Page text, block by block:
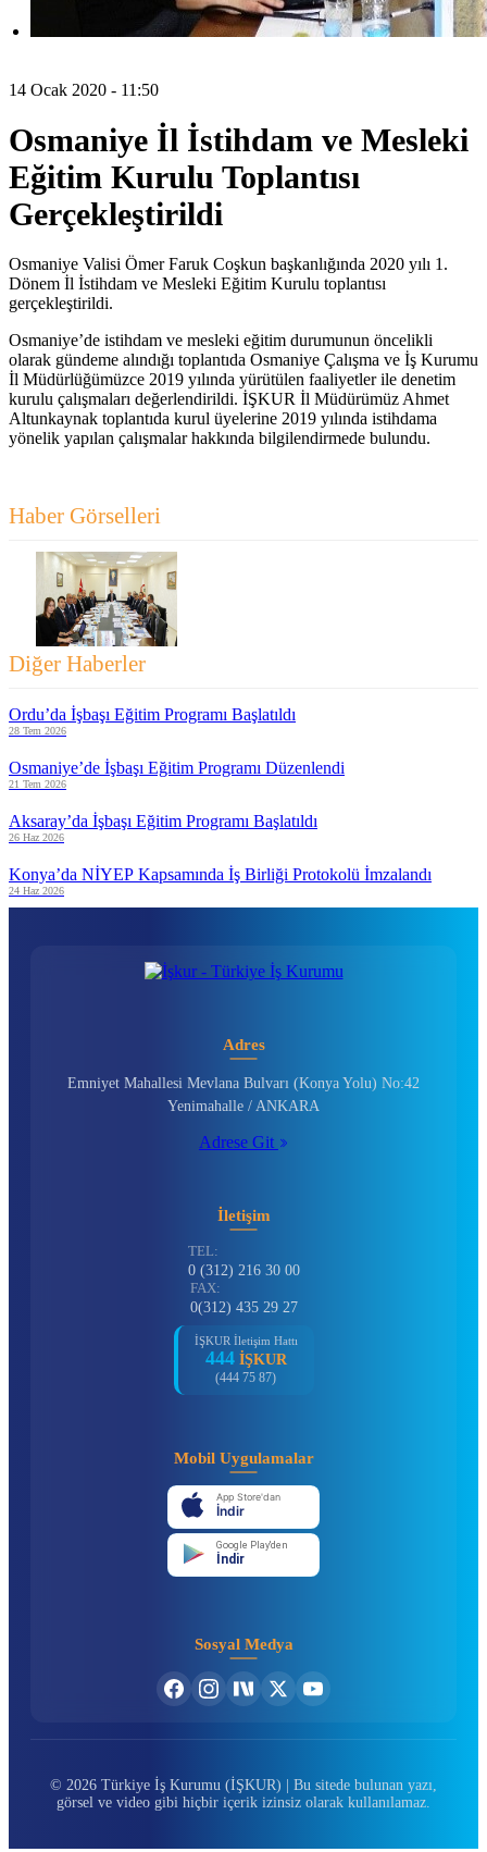
14 Ocak 2020 - 11:50
Osmaniye İl İstihdam ve Mesleki
Eğitim Kurulu Toplantısı
Gerçekleştirildi
Osmaniye Valisi Ömer Faruk Coşkun başkanlığında 2020 yılı 1.
Dönem İl İstihdam ve Mesleki Eğitim Kurulu toplantısı
gerçekleştirildi.
Osmaniye’de istihdam ve mesleki eğitim durumunun öncelikli
olarak gündeme alındığı toplantıda Osmaniye Çalışma ve İş Kurumu
İl Müdürlüğümüzce 2019 yılında yürütülen faaliyetler ile denetim
kurulu çalışmaları değerlendirildi. İŞKUR İl Müdürümüz Ahmet
Altunkaynak toplantıda kurul üyelerine 2019 yılında istihdama
yönelik yapılan çalışmalar hakkında bilgilendirmede bulundu.
Haber Görselleri
Diğer Haberler
Ordu’da İşbaşı Eğitim Programı Başlatıldı
28 Tem 2026
Osmaniye’de İşbaşı Eğitim Programı Düzenlendi
21 Tem 2026
Aksaray’da İşbaşı Eğitim Programı Başlatıldı
26 Haz 2026
Konya’da NİYEP Kapsamında İş Birliği Protokolü İmzalandı
24 Haz 2026
Adres
Emniyet Mahallesi Mevlana Bulvarı (Konya Yolu) No:42
Yenimahalle / ANKARA
Adrese Git
İletişim
TEL:
0 (312) 216 30 00
FAX:
0(312) 435 29 27
İŞKUR İletişim Hattı
444 İŞKUR
(444 75 87)
Mobil Uygulamalar
App Store'dan
İndir
Google Play'den
İndir
Sosyal Medya
© 2026 Türkiye İş Kurumu (İŞKUR) | Bu sitede bulunan yazı,
görsel ve video gibi hiçbir içerik izinsiz olarak kullanılamaz.